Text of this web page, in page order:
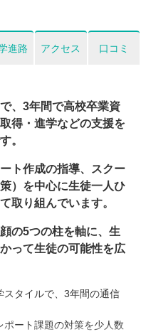
進路 アクセス 口コミ
、3年間で高校卒業資
得・進学などの支援を
。
ト作成の指導、スクー
）を中心に生徒一人ひ
取り組んでいます。
の5つの柱を軸に、生
って生徒の可能性を広
タイルで、3年間の通信
ート課題の対策を少人数